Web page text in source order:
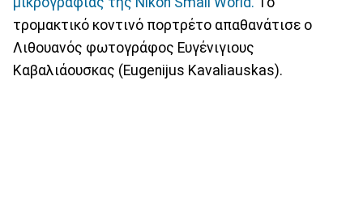
τρομακτικό κοντινό πορτρέτο απαθανάτισε ο
Λιθουανός φωτογράφος Ευγένιγιους
Καβαλιάουσκας (Eugenijus Kavaliauskas).